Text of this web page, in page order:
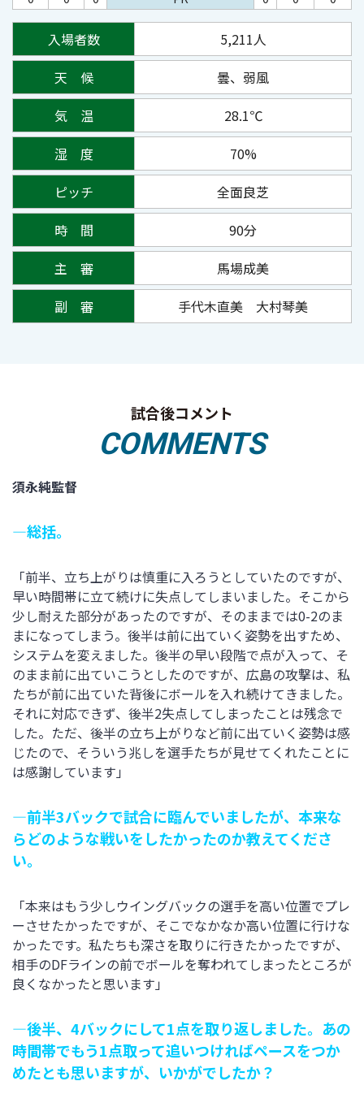
入場者数
5,211人
天 候
曇、弱風
気 温
28.1℃
湿 度
70%
ピッチ
全面良芝
時 間
90分
主 審
馬場成美
副 審
手代木直美 大村琴美
試合後コメント
COMMENTS
須永純監督
―総括。
「前半、立ち上がりは慎重に入ろうとしていたのですが、
早い時間帯に立て続けに失点してしまいました。そこから
少し耐えた部分があったのですが、そのままでは0-2のま
まになってしまう。後半は前に出ていく姿勢を出すため、
システムを変えました。後半の早い段階で点が入って、そ
のまま前に出ていこうとしたのですが、広島の攻撃は、私
たちが前に出ていた背後にボールを入れ続けてきました。
それに対応できず、後半2失点してしまったことは残念で
した。ただ、後半の立ち上がりなど前に出ていく姿勢は感
じたので、そういう兆しを選手たちが見せてくれたことに
は感謝しています」
―前半3バックで試合に臨んでいましたが、本来な
らどのような戦いをしたかったのか教えてくださ
い。
「本来はもう少しウイングバックの選手を高い位置でプレ
ーさせたかったですが、そこでなかなか高い位置に行けな
かったです。私たちも深さを取りに行きたかったですが、
相手のDFラインの前でボールを奪われてしまったところが
良くなかったと思います」
―後半、4バックにして1点を取り返しました。あの
時間帯でもう1点取って追いつければペースをつか
めたとも思いますが、いかがでしたか？